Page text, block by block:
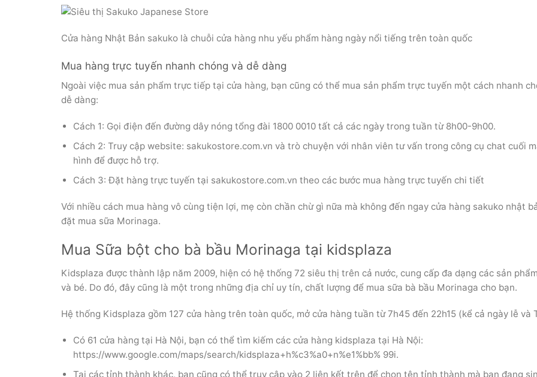
Cửa hàng Nhật Bản sakuko là chuỗi cửa hàng nhu yếu phẩm hàng ngày nổi tiếng trên toàn quốc
Mua hàng trực tuyến nhanh chóng và dễ dàng
Ngoài việc mua sản phẩm trực tiếp tại cửa hàng, bạn cũng có thể mua sản phẩm trực tuyến một cách nhanh
dễ dàng:
Cách 1: Gọi điện đến đường dây nóng tổng đài 1800 0010 tất cả các ngày trong tuần từ 8h00-9h00.
Cách 2: Truy cập website: sakukostore.com.vn và trò chuyện với nhân viên tư vấn trong công cụ chat cuối
hình để được hỗ trợ.
Cách 3: Đặt hàng trực tuyến tại sakukostore.com.vn theo các bước mua hàng trực tuyến chi tiết
Với nhiều cách mua hàng vô cùng tiện lợi, mẹ còn chần chừ gì nữa mà không đến ngay cửa hàng sakuko nhật
đặt mua sữa Morinaga.
Mua Sữa bột cho bà bầu Morinaga tại kidsplaza
Kidsplaza được thành lập năm 2009, hiện có hệ thống 72 siêu thị trên cả nước, cung cấp đa dạng các sản
và bé. Do đó, đây cũng là một trong những địa chỉ uy tín, chất lượng để mua sữa bà bầu Morinaga cho bạn.
Hệ thống Kidsplaza gồm 127 cửa hàng trên toàn quốc, mở cửa hàng tuần từ 7h45 đến 22h15 (kể cả ngày lễ và
Có 61 cửa hàng tại Hà Nội, bạn có thể tìm kiếm các cửa hàng kidsplaza tại Hà Nội:
https://www.google.com/maps/search/kidsplaza+h%c3%a0+n%e1%bb% 99i.
Tại các tỉnh thành khác, bạn cũng có thể truy cập vào 2 liên kết trên để chọn tên tỉnh thành mà bạn đang